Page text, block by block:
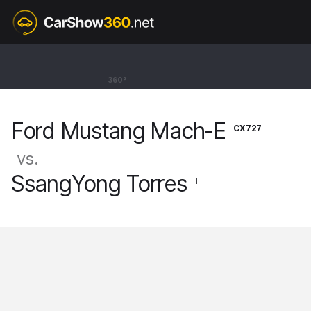
360°
Ford Mustang Mach-E
Ford Mustang Mach-E CX727
vs.
SsangYong Torres I